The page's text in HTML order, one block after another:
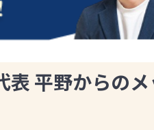
平野からの